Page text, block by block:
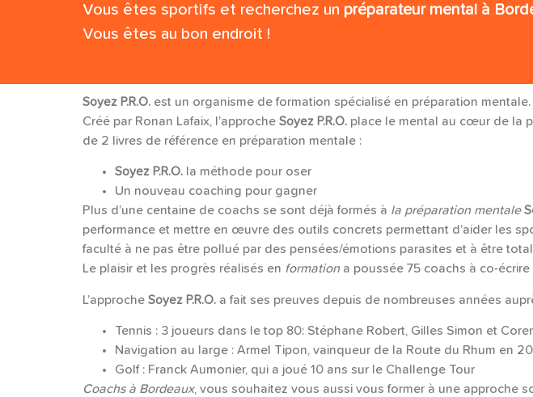
Vous êtes sportifs et recherchez un préparateur mental à
Vous êtes au bon endroit !
Soyez P.R.O. est un organisme de formation spécialisé en préparation mentale.
Créé par Ronan Lafaix, l’approche Soyez P.R.O. place le mental au cœur de la
de 2 livres de référence en préparation mentale :
Soyez P.R.O. la méthode pour oser
Un nouveau coaching pour gagner
Plus d’une centaine de coachs se sont déjà formés à la préparation mentale
performance et mettre en œuvre des outils concrets permettant d’aider les
faculté à ne pas être pollué par des pensées/émotions parasites et à être
Le plaisir et les progrès réalisés en formationa poussée 75 coachs à co-
L’approche Soyez P.R.O. a fait ses preuves depuis de nombreuses années
Tennis : 3 joueurs dans le top 80: Stéphane Robert, Gilles Simon et
Navigation au large : Armel Tipon, vainqueur de la Route du Rhum en
Golf : Franck Aumonier, qui a joué 10 ans sur le Challenge Tour
Coachs à Bordeaux, vous souhaitez vous aussi vous former à une approche